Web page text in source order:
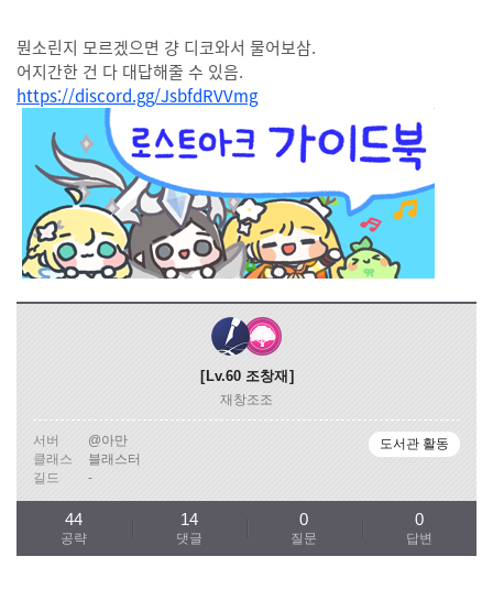
뭔소린지 모르겠으면 걍 디코와서 물어보삼.
어지간한 건 다 대답해줄 수 있음.
https://discord.gg/JsbfdRVVmg
Lv.60 조창재
재창조조
서버
@아만
클래스
블래스터
길드
-
도서관 활동
공략
44
댓글
14
질문
0
답변
0